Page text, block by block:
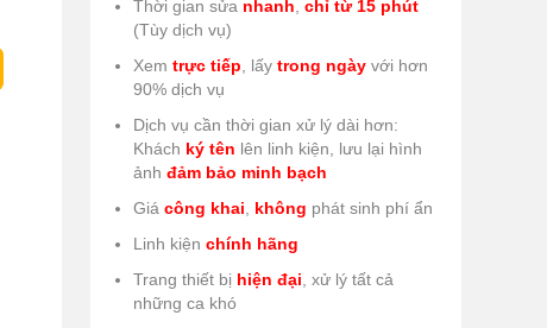
Thời gian sửa nhanh chỉ từ 15 phút
(Tùy dịch vụ)
Xem trực tiếp , lấy trong ngày với hơn
90% dịch vụ
Dịch vụ cần thời gian xử lý dài hơn:
Khách ký tên lên linh kiện, lưu lại hình
ảnh đảm bảo minh bạch
Giá công khai không phát sinh phí ẩn
Linh kiện chính hãng
Trang thiết bị hiện đại , xử lý tất cả
những ca khó